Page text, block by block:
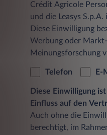
Crédit Agricole
und die Leasys
Diese Einwilligung
Werbung oder
Meinungsforschung
Telefon E-
Diese Einwilligung
Einfluss auf den
Auch ohne die
berechtigt, im